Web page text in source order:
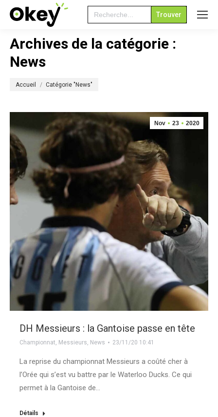
Search
for:
Archives de la catégorie :
News
Accueil Catégorie "News"
Nov 23 2020
DH Messieurs : la Gantoise passe en tête
Championnat, Messieurs, News 23/11/20 10:41
La reprise du championnat Messieurs a coûté cher à
l’Orée qui s’est vu battre par le Waterloo Ducks. Ce qui
permet à la Gantoise de…
Détails